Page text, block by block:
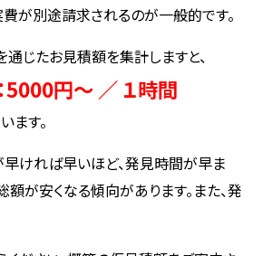
が別途請求されるのが一般的です。
通じたお見積額を集計しますと、
円～ ／ １時間
ます。
ければ早いほど、発見時間が早ま
額が安くなる傾向があります。また、発